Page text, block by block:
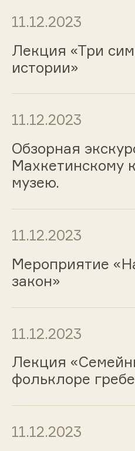
11.12.2023
Лекция «Три
истории»
11.12.2023
Обзорная
Махкетинскому
музею.
11.12.2023
Мероприятие
закон»
11.12.2023
Лекция
фольклоре
11.12.2023